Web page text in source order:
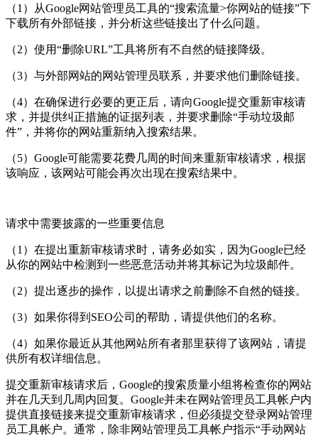
（1）从Google网站管理员工具的“搜索流量>你网站的链接”下
下载所有外部链接，并分析这些链接出了什么问题。
（2）使用“删除URL”工具将所有不自然的链接降级。
（3）与外部网站的网站管理员联系，并要求他们删除链接。
（4）在确保进行必要的更正后，请向Google提交重新审核请
求，并提供纠正措施的证据列表，并要求删除“手动垃圾邮
件”，并将你的网站重新纳入搜索结果。
（5）Google可能需要花费几周的时间来重新审核请求，根据
该响应，该网站可能会再次出现在搜索结果中。
请求中需要披露的一些重要信息
（1）在提出重新审核请求时，请务必如实，因为Google已经
从你的网站中检测到一些恶意活动并将其标记为垃圾邮件。
（2）提出逐步的操作，以提出请求之前删除不自然的链接。
（3）如果你得到SEO公司的帮助，请提供他们的名称。
（4）如果你最近从其他网站所有者那里获得了该网站，请提
供所有权详细信息。
提交重新审核请求后，Google的搜索质量小组将检查你的网站
并在几天到几周内回复。Google并未在网站管理员工具帐户内
提供直接链接来提交重新审核请求，但必须提交登录网站管理
员工具帐户。通常，除非网站管理员工具帐户指示“手动网站